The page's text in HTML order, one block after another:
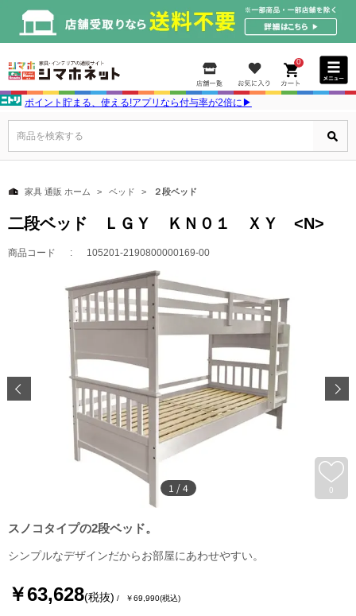
0
ポイント貯まる、使える!アプリなら付与率が2倍に▶
商品を検索する
家具 通販 ホーム ベッド ２段ベッド
二段ベッド ＬＧＹ ＫＮ０１ ＸＹ <N>
商品コード 105201-2190800000169-00
0
1 /4
スノコタイプの2段ベッド。
シンプルなデザインだからお部屋にあわせやすい。
￥63,628(税抜) ￥69,990(税込)